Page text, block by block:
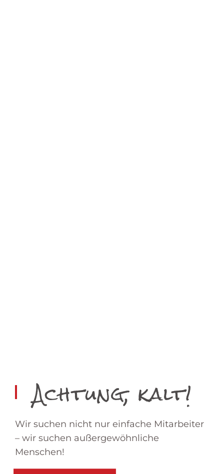
Achtung, kalt!
Wir suchen nicht nur einfache Mitarbeiter
– wir suchen außergewöhnliche
Menschen!